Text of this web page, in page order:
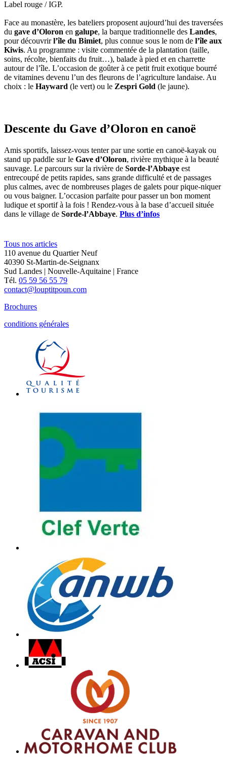
Label rouge / IGP.
Face au monastère, les bateliers proposent aujourd’hui des traversées
du gave d’Oloron en galupe, la barque traditionnelle des Landes,
pour découvrirl’île du Bimiet, plus connue sous le nom de l’île aux
Kiwis. Au programme : visite commentée de la plantation (taille,
soins, récolte, bienfaits du fruit…), balade à pied et en charrette
autour de l’île. L’occasion de goûter à ce petit fruit exotique bourré
de vitamines devenu l’un des fleurons de l’agriculture landaise. Au
choix : le Hayward (le vert) ou le Zespri Gold (le jaune).
Descente du Gave d’Oloron en canoë
Amis sportifs, laissez-vous tenter par une sortie en canoë-kayak ou
stand up paddle sur le Gave d’Oloron, rivière mythique à la beauté
sauvage. Le parcours sur la rivière de Sorde-l’Abbaye est
entrecoupé de petits rapides, sans grande difficulté et de passages
plus calmes, avec de nombreuses plages de galets pour pique-niquer
ou vous baigner. L’occasion parfaite pour passer un bon moment
ludique et sportif à la fois ! Rendez-vous à la base d’accueil située
dans le village de Sorde-l’Abbaye. Plus d’infos
Tous nos articles
110 avenue du Quartier Neuf
40390 St-Martin-de-Seignanx
Sud Landes | Nouvelle-Aquitaine | France
Tél. 05 59 56 55 79
contact@louptitpoun.com
Brochures
conditions générales